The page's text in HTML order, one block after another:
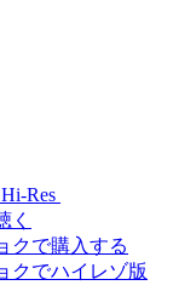
Hi-Res